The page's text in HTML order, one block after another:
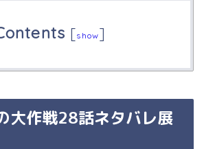
[show]
大作戦28話ネタバレ展